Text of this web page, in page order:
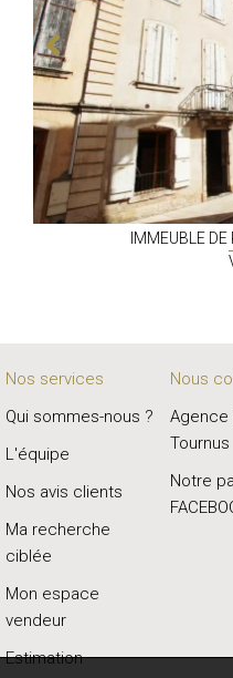
IMMEUBLE
Nos services
Qui sommes-nous ?
L'équipe
Nos avis clients
Ma recherche
ciblée
Mon espace
vendeur
Estimation
Nous
Agence
Tournus
Notre